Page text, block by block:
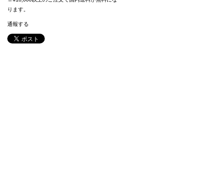
ります。
通報する